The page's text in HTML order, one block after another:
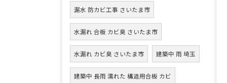
漏水 防カビ工事 さいたま市
水漏れ 合板 カビ臭 さいたま市
水漏れ カビ臭 さいたま市 建築中 雨 埼玉
建築中 長雨 濡れた 構造用合板 カビ